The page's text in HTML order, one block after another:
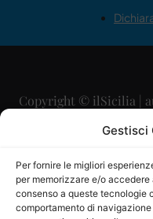
Gestisci
Per fornire le migliori
per memorizzare e/o
consenso a queste tecnologie
comportamento di
Copyright © ilSicilia |
Direttore